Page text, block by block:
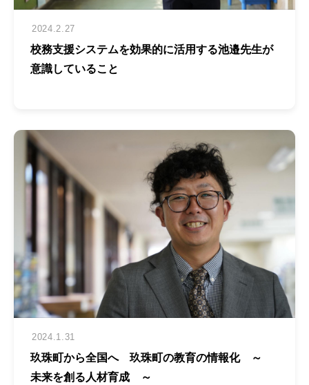
2024.2.27
校務支援システムを効果的に活用する池邉先生が
意識していること
2024.1.31
玖珠町から全国へ 玖珠町の教育の情報化 ～
未来を創る人材育成 ～